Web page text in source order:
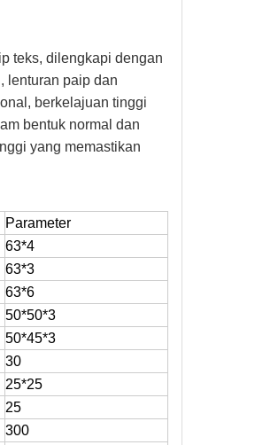
teks, dilengkapi dengan
lenturan paip dan
berkelajuan tinggi
bentuk normal dan
yang memastikan
Parameter
63*4
63*3
63*6
50*50*3
50*45*3
30
25*25
25
300